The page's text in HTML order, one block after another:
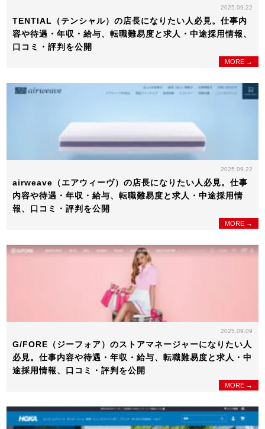
2025.09.22
TENTIAL（テンシャル）の店長になりたい人必見。仕事内
容や待遇・年収・給与、転職難易度と求人・中途採用情報、
口コミ・評判を公開
MORE →
2025.09.22
airweave（エアウィーヴ）の店長になりたい人必見。仕事
内容や待遇・年収・給与、転職難易度と求人・中途採用情
報、口コミ・評判を公開
MORE →
2025.09.09
G/FORE（ジーフォア）のストアマネージャーになりたい人
必見。仕事内容や待遇・年収・給与、転職難易度と求人・中
途採用情報、口コミ・評判を公開
MORE →